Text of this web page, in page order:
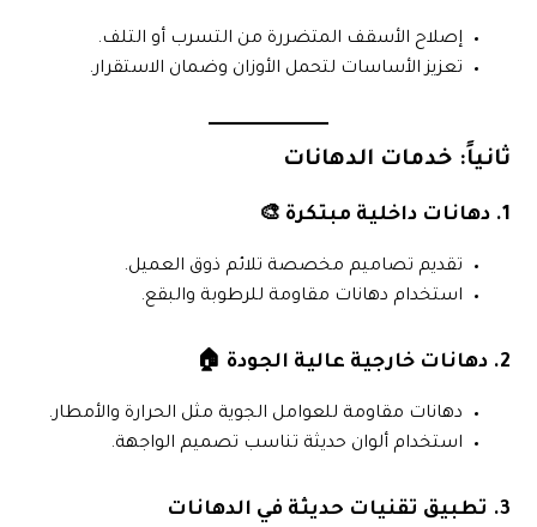
إصلاح الأسقف المتضررة من التسرب أو التلف.
تعزيز الأساسات لتحمل الأوزان وضمان الاستقرار.
ثانياً: خدمات الدهانات
1. دهانات داخلية مبتكرة 🎨
تقديم تصاميم مخصصة تلائم ذوق العميل.
استخدام دهانات مقاومة للرطوبة والبقع.
2. دهانات خارجية عالية الجودة 🏠
دهانات مقاومة للعوامل الجوية مثل الحرارة والأمطار.
استخدام ألوان حديثة تناسب تصميم الواجهة.
3. تطبيق تقنيات حديثة في الدهانات